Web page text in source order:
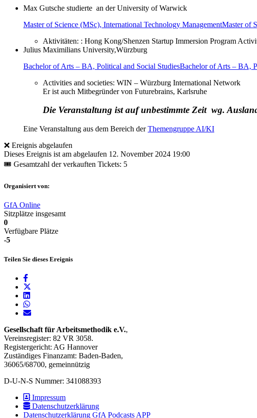
Max Gutsche studierte an derUniversity of Warwick
Master of Science (MSc), International Technology ManagementMaster of
Aktivitäten: : Hong Kong/Shenzen Startup Immersion Program
Julius Maximilians University,Würzburg
Bachelor of Arts – BA, Political and Social StudiesBachelor of Arts – BA,
Activities and societies: WIN – Würzburg International Network
Er ist auch Mitbegründer von Futurebrains, Karlsruhe
Die Veranstaltung ist auf unbestimmte Zeit wg.
Eine Veranstaltung aus dem Bereich derThemengruppe AI/KI
❌ Ereignis abgelaufen
Dieses Ereignis ist am abgelaufen 12. November 2024 19:00
🎟 Gesamtzahl der verkauften Tickets: 5
Organisiert von:
GfA Online
Sitzplätze insgesamt
0
Verfügbare Plätze
-5
Teilen Sie dieses Ereignis
Gesellschaft für Arbeitsmethodik e.V.,
Vereinsregister: 82 VR 3058.
Registergericht: AG Hannover
Zuständiges Finanzamt: Baden-Baden,
36065/68700, gemeinnützig
D-U-N-S Nummer: 341088393
Impressum
Datenschutzerklärung
Datenschutzerklärung GfA Podcasts APP